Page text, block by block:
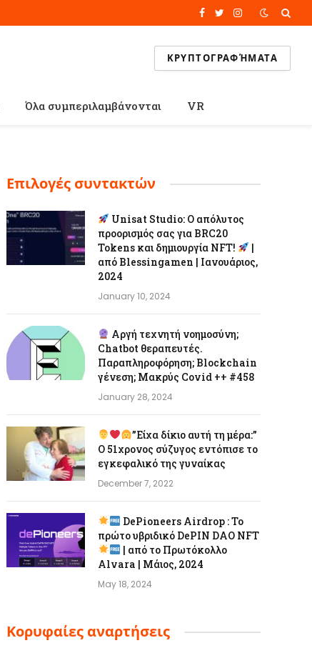
Facebook
TwitterInstagram
ΚΡΥΠΤΟΓΡΑΦΉΜΑΤΑ
Όλα συμπεριλαμβάνονται VR
Επιλογές συντακτών
Unisat Studio: Ο απόλυτος
προορισμός σας για BRC20
Tokens και δημιουργία NFT!
|
από Blessingamen | Ιανουάριος,
2024
January 10, 2024
Αργή τεχνητή νοημοσύνη;
Chatbot θεραπευτές.
Παραπληροφόρηση; Blockchain
γένεση; Μακρύς Covid ++ #458
January 28, 2024
”Είχα δίκιο αυτή τη μέρα:”
Ο 51χρονος σύζυγος εντόπισε το
εγκεφαλικό της γυναίκας
December 7, 2022
DePioneers Airdrop : Το
πρώτο υβριδικό DePIN DAO NFT
| από το Πρωτόκολλο
Alvara | Μάιος, 2024
May 18, 2024
Κορυφαίες αναρτήσεις